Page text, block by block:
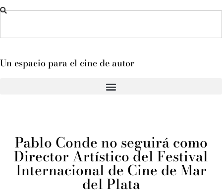
Un espacio para el cine de autor
Pablo Conde no seguirá como
Director Artístico del Festival
Internacional de Cine de Mar
del Plata